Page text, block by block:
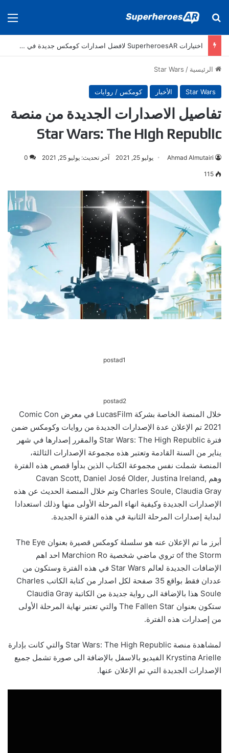
بحث عن
اختيارات SuperheroesAR لافضل اصدارات كومكس جديدة في سنة 2025
الرئيسية /
Star Wars
Star Wars الأخبار كومكس / روايات
تفاصيل الاصدارات الجديدة من منصة
Star Wars: The High Republic
Ahmad Almutairi يوليو 25, 2021 آخر تحديث: يوليو 25, 2021 0
115
postad1
postad2
خلال المنصة الخاصة بشركة LucasFilm في معرض Comic Con
2021 تم الإعلان عدة الإصدارات الجديدة من روايات وكومكس ضمن
فترة Star Wars: The High Republic والمقرر إصدارها في شهر
يناير من السنة القادمة وتعتبر هذه مجموعة الإصدارات الثالثة،
المنصة شملت نفس مجموعة الكتاب الذين بدأوا قصص هذه الفترة
وهم Cavan Scott, Daniel José Older, Justina Ireland,
Charles Soule, Claudia Gray وتم خلال المنصة الحديث عن هذه
الإصدارات الجديدة وكيفية انهاء المرحلة الأولى منها وذلك استعدادا
لبداية إصدارات المرحلة الثانية في هذه الفترة الجديدة.
أبرز ما تم الإعلان عنه هو سلسلة كومكس قصيرة بعنوان The Eye
of the Storm تروي ماضي شخصية Marchion Ro احد اهم
الإضافات الجديدة لعالم Star Wars في هذه الفترة وستكون من
عددان فقط بواقع 35 صفحة لكل اصدار من كتابة الكاتب Charles
Soule هذا بالإضافة الى رواية جديدة من الكاتبة Claudia Gray
ستكون بعنوان The Fallen Star والتي تعتبر نهاية المرحلة الأولى
من إصدارات هذه الفترة.
لمشاهدة منصة Star Wars: The High Republic والتي كانت بإدارة
Krystina Arielle الفيديو بالاسفل بالإضافة الى صورة تشمل جميع
الإصدارات الجديدة التي تم الإعلان عنها.